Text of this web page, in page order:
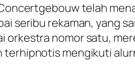
telah
seribu rekaman, yang
nomor satu,
mengikuti